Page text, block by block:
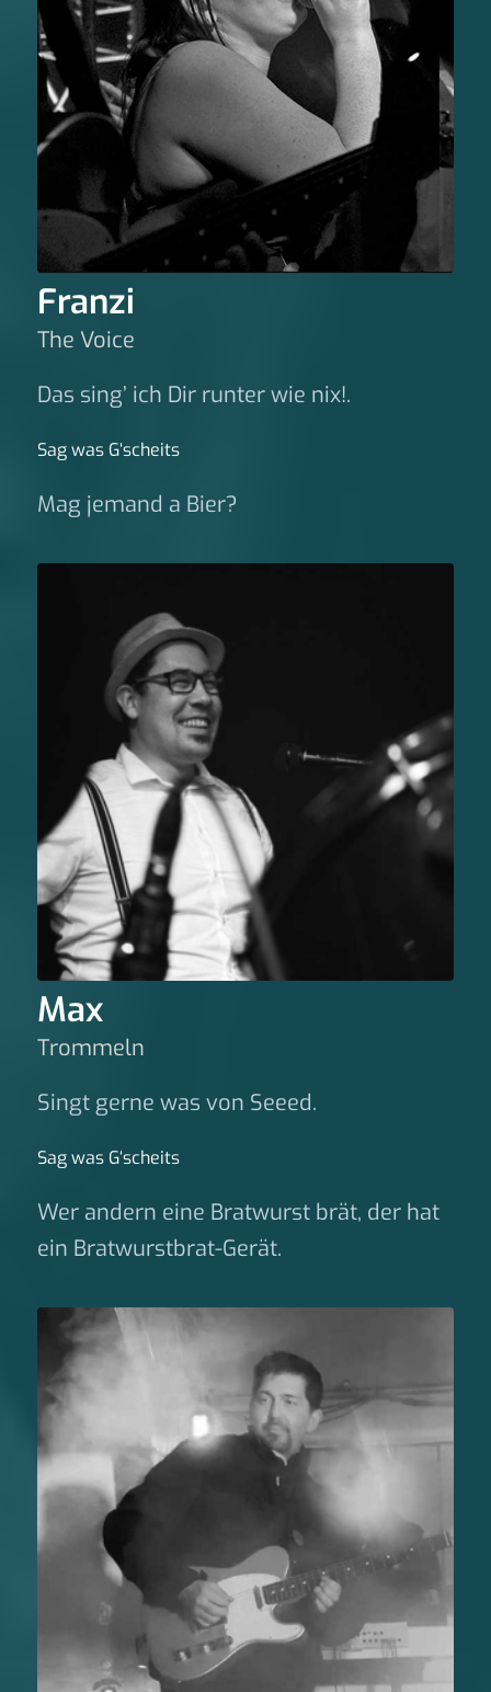
Franzi
The Voice
Das sing’ ich Dir runter wie nix!.
Sag was G‘scheits
Mag jemand a Bier?
Max
Trommeln
Singt gerne was von Seeed.
Sag was G‘scheits
Wer andern eine Bratwurst brät, der hat
ein Bratwurstbrat-Gerät.